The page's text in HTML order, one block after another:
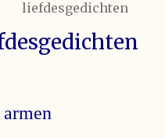
liefdesgedichten